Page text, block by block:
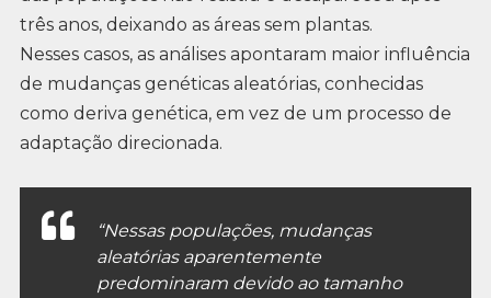
três anos, deixando as áreas sem plantas.
Nesses casos, as análises apontaram maior influência
de mudanças genéticas aleatórias, conhecidas
como deriva genética, em vez de um processo de
adaptação direcionada.
“Nessas populações, mudanças
aleatórias aparentemente
predominaram devido ao tamanho